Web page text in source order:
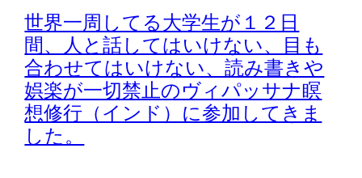
世界一周してる大学生が１２日
間、人と話してはいけない、目も
合わせてはいけない、読み書きや
娯楽が一切禁止のヴィパッサナ瞑
想修行（インド）に参加してきま
した。